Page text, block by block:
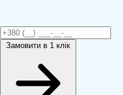
Замовити в 1 клік